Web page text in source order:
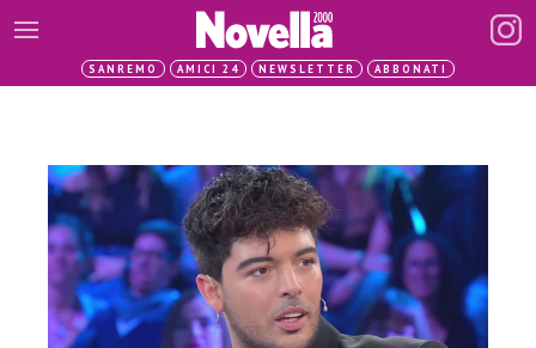
SANREMO AMICI 24 NEWSLETTER ABBONATI